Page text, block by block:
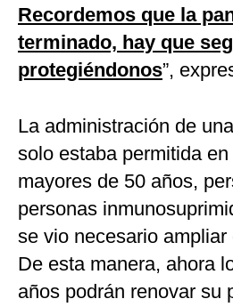
Recordemos que la
terminado, hay que
protegiéndonos”,
La administración de una
solo estaba permitida
mayores de 50 años,
personas
se vio necesario
De esta manera, ahora
años podrán renovar su